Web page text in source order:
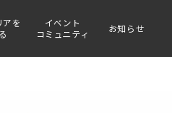
アを
イベント
コミュニティ
お知らせ